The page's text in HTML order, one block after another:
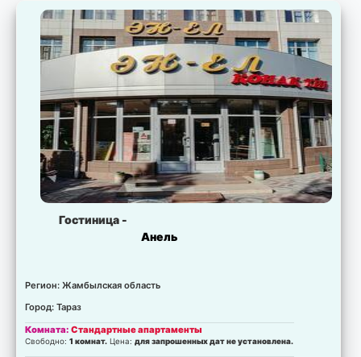
Гостиница -
Анель
Регион: Жамбылская область
Город: Тараз
Комната:Стандартные апартаменты
Свободно:1 комнат. Цена:для запрошенных дат не установлена.